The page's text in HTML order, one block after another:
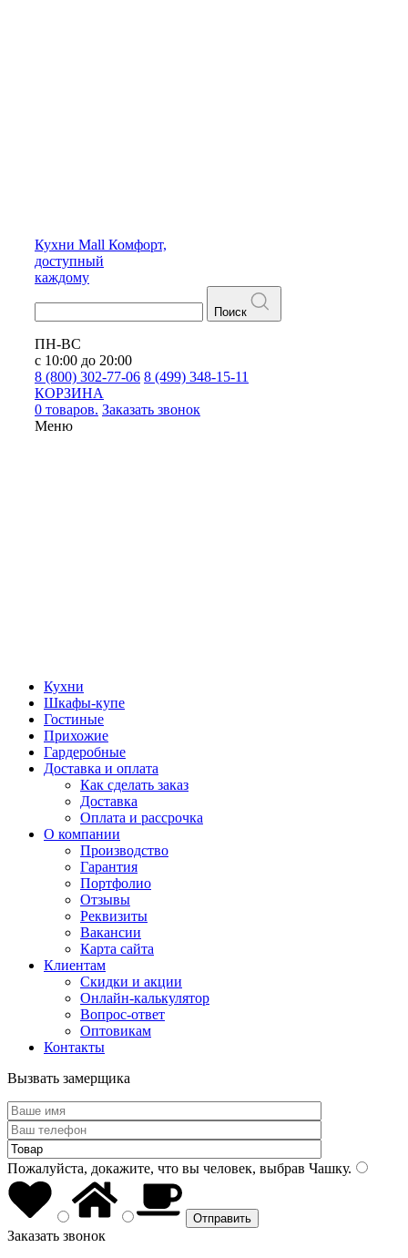
Кухни Mall Комфорт,
доступный
каждому
Поиск
ПН-ВС
с 10:00 до 20:00
8 (800) 302-77-06 8 (499) 348-15-11
КОРЗИНА
0 товаров. Заказать звонок
Меню
Кухни
Шкафы-купе
Гостиные
Прихожие
Гардеробные
Доставка и оплата
Как сделать заказ
Доставка
Оплата и рассрочка
О компании
Производство
Гарантия
Портфолио
Отзывы
Реквизиты
Вакансии
Карта сайта
Клиентам
Скидки и акции
Онлайн-калькулятор
Вопрос-ответ
Оптовикам
Контакты
Вызвать замерщика
Пожалуйста, докажите, что вы человек, выбрав Чашку.
Заказать звонок